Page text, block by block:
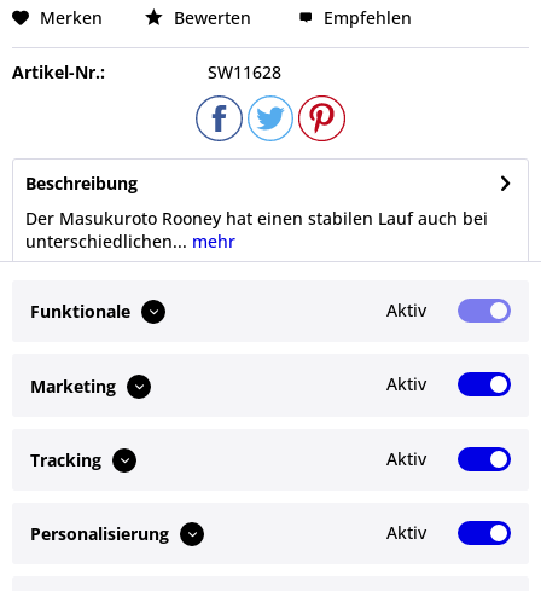
Merken Bewerten Empfehlen
Artikel-Nr.: SW11628
Beschreibung
Der Masukuroto Rooney hat einen stabilen Lauf auch bei
unterschiedlichen... mehr
Bewertungen
0
Ähnliche Artikel
Kunden kauften auch
Service Hotline
Funktionale Aktiv
Marketing Aktiv
Tracking Aktiv
Personalisierung Aktiv